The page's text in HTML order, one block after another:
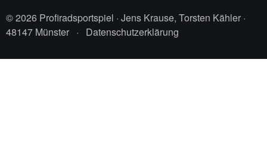
© 2026 Profiradsportspiel · Jens Krause, Torsten Kähler ·
48147 Münster · Datenschutzerklärung